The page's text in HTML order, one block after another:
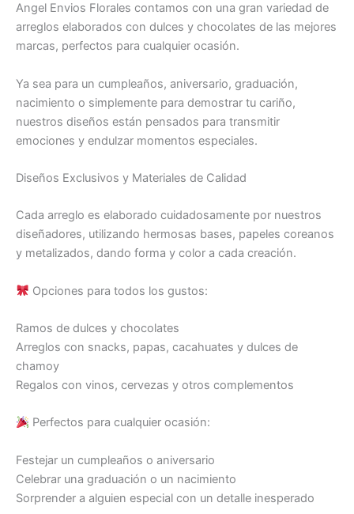
Angel Envios Florales contamos con una gran variedad de
arreglos elaborados con dulces y chocolates de las mejores
marcas, perfectos para cualquier ocasión.
Ya sea para un cumpleaños, aniversario, graduación,
nacimiento o simplemente para demostrar tu cariño,
nuestros diseños están pensados para transmitir
emociones y endulzar momentos especiales.
Diseños Exclusivos y Materiales de Calidad
Cada arreglo es elaborado cuidadosamente por nuestros
diseñadores, utilizando hermosas bases, papeles coreanos
y metalizados, dando forma y color a cada creación.
Opciones para todos los gustos:
Ramos de dulces y chocolates
Arreglos con snacks, papas, cacahuates y dulces de
chamoy
Regalos con vinos, cervezas y otros complementos
Perfectos para cualquier ocasión:
Festejar un cumpleaños o aniversario
Celebrar una graduación o un nacimiento
Sorprender a alguien especial con un detalle inesperado